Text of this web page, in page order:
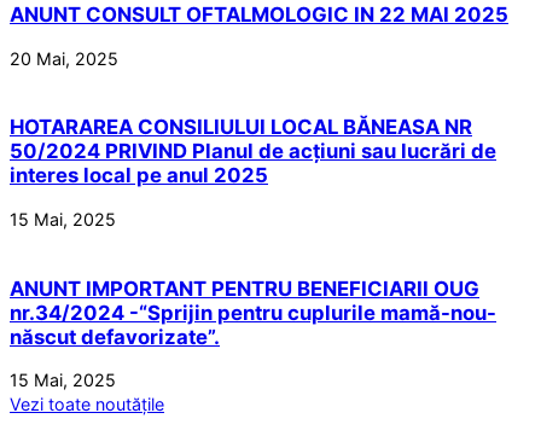
ANUNT CONSULT OFTALMOLOGIC IN 22 MAI 2025
20 Mai, 2025
HOTARAREA CONSILIULUI LOCAL BĂNEASA NR
50/2024 PRIVIND Planul de acțiuni sau lucrări de
interes local pe anul 2025
15 Mai, 2025
ANUNT IMPORTANT PENTRU BENEFICIARII OUG
nr.34/2024 -“Sprijin pentru cuplurile mamă-nou-
născut defavorizate”.
15 Mai, 2025
Vezi toate noutățile